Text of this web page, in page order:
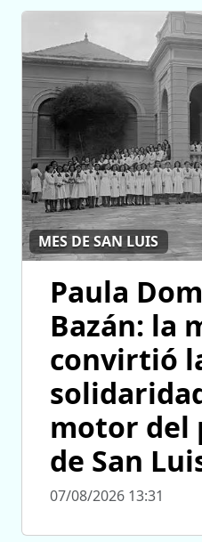
MES DE SAN LUIS
Paula
Bazán: la
convirtió
motor del
de San
07/08/2026 13:31